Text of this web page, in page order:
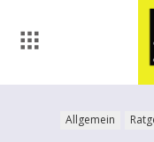
Allgemein